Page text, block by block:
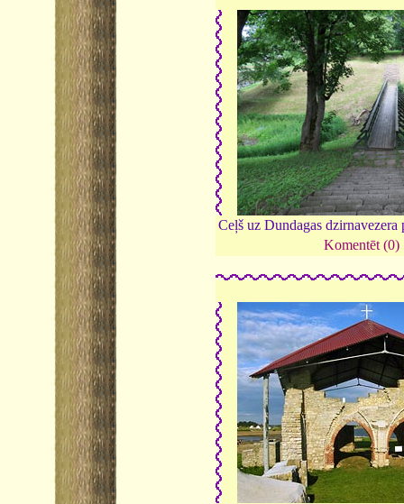
Ceļš uz Dundagas dzirnavezera
Komentēt (0)